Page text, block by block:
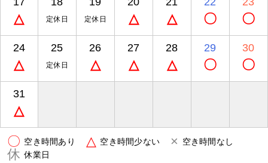
△ 定休日 定休日 △ △ 〇 〇
24
△
25
定休日
26
△
27
△
28
△
29
〇
30
〇
31
△
〇 空き時間あり △ 空き時間少ない × 空き時間なし
休 休業日